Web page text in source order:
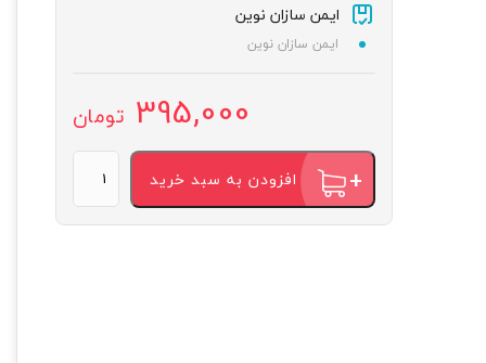
ایمن سازان نوین
ایمن سازان نوین
395,000 تومان
افزودن به سبد خرید